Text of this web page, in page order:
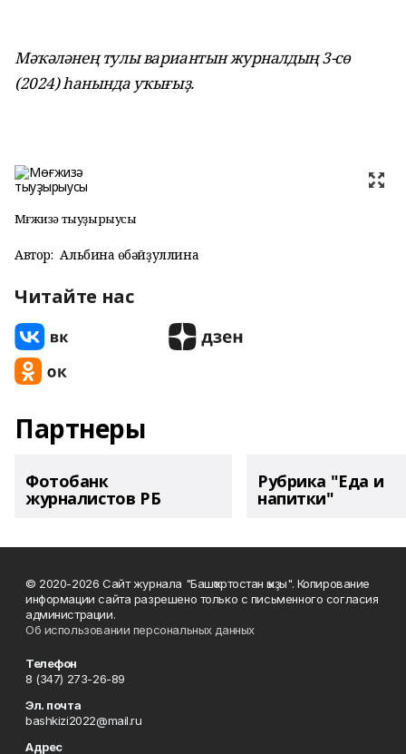
Мәҡәләнең тулы вариантын журналдың 3-сө
(2024) һанында уҡығыҙ.
Мөғжизә тыуҙырыусы
Автор: Альбина Ғөбәйҙуллина
Читайте нас
Партнеры
Фотобанк
журналистов РБ
Рубрика "Еда и
напитки"
© 2020-2026 Сайт журнала "Башҡортостан ҡыҙы". Копирование
информации сайта разрешено только с письменного согласия
администрации.
Об использовании персональных данных
Телефон
8 (347) 273-26-89
Эл. почта
bashkizi2022@mail.ru
Адрес